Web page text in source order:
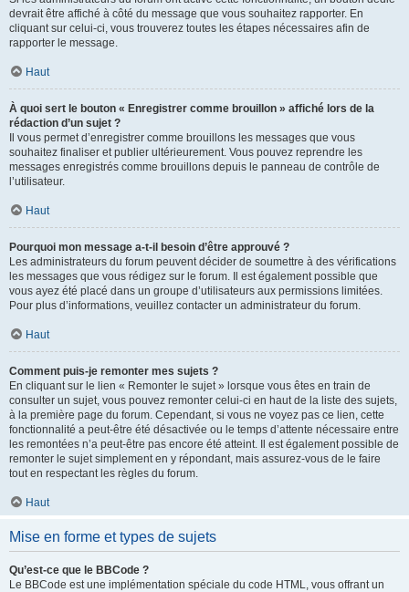
devrait être affiché à côté du message que vous souhaitez rapporter. En
cliquant sur celui-ci, vous trouverez toutes les étapes nécessaires afin de
rapporter le message.
Haut
À quoi sert le bouton « Enregistrer comme brouillon » affiché lors de la
rédaction d’un sujet ?
Il vous permet d’enregistrer comme brouillons les messages que vous
souhaitez finaliser et publier ultérieurement. Vous pouvez reprendre les
messages enregistrés comme brouillons depuis le panneau de contrôle de
l’utilisateur.
Haut
Pourquoi mon message a-t-il besoin d’être approuvé ?
Les administrateurs du forum peuvent décider de soumettre à des vérifications
les messages que vous rédigez sur le forum. Il est également possible que
vous ayez été placé dans un groupe d’utilisateurs aux permissions limitées.
Pour plus d’informations, veuillez contacter un administrateur du forum.
Haut
Comment puis-je remonter mes sujets ?
En cliquant sur le lien « Remonter le sujet » lorsque vous êtes en train de
consulter un sujet, vous pouvez remonter celui-ci en haut de la liste des sujets,
à la première page du forum. Cependant, si vous ne voyez pas ce lien, cette
fonctionnalité a peut-être été désactivée ou le temps d’attente nécessaire entre
les remontées n’a peut-être pas encore été atteint. Il est également possible de
remonter le sujet simplement en y répondant, mais assurez-vous de le faire
tout en respectant les règles du forum.
Haut
Mise en forme et types de sujets
Qu’est-ce que le BBCode ?
Le BBCode est une implémentation spéciale du code HTML, vous offrant un